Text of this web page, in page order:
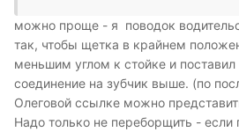
можно проще - я поводок
так, чтобы щетка в крайнем
меньшим углом к стойке и
соединение на зубчик выше. (по
Олеговой ссылке можно
Надо только не переборщить - если